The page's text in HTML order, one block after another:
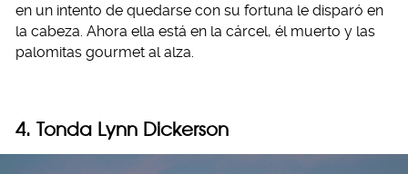
en un intento de quedarse con su fortuna le disparó en
la cabeza. Ahora ella está en la cárcel, él muerto y las
palomitas gourmet al alza.
4. Tonda Lynn Dickerson